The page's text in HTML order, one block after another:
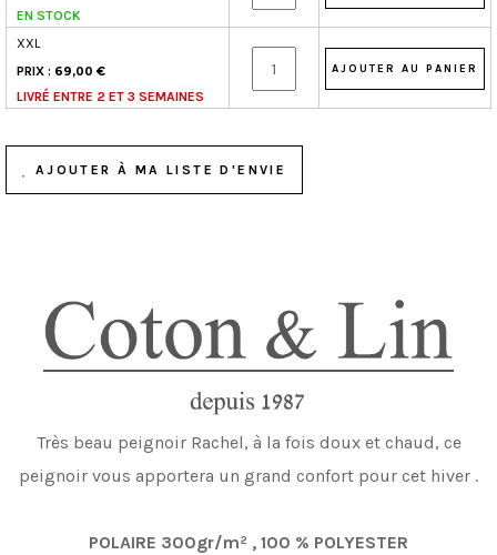
EN STOCK
XXL
PRIX : 69,00 €
LIVRÉ ENTRE 2 ET 3 SEMAINES
AJOUTER À MA LISTE D'ENVIE
Très beau peignoir Rachel, à la fois doux et chaud, ce
peignoir vous apportera un grand confort pour cet hiver .
POLAIRE 300gr/m² , 100 % POLYESTER